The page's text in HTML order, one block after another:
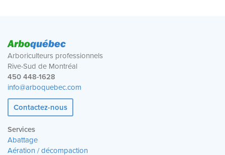
Arboquébec
Arboriculteurs professionnels
Rive-Sud de Montréal
450 448-1628
info@arboquebec.com
Contactez-nous
Services
Abattage
Aération / décompaction